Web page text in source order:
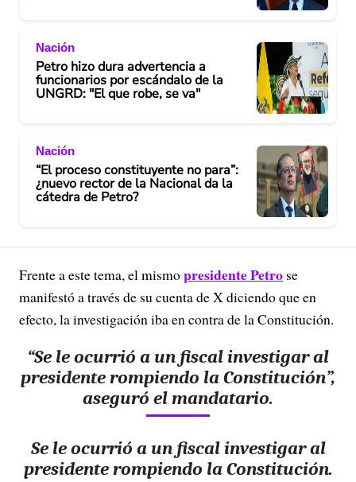
Nación
Petro hizo dura advertencia a
funcionarios por escándalo de la
UNGRD: "El que robe, se va"
Nación
“El proceso constituyente no para”:
¿nuevo rector de la Nacional da la
cátedra de Petro?
Frente a este tema, el mismopresidente Petro se
manifestó a través de su cuenta de X diciendo que en
efecto, la investigación iba en contra de la Constitución.
“Se le ocurrió a un fiscal investigar al
presidente rompiendo la Constitución”,
aseguró el mandatario.
Se le ocurrió a un fiscal investigar al
presidente rompiendo la Constitución.